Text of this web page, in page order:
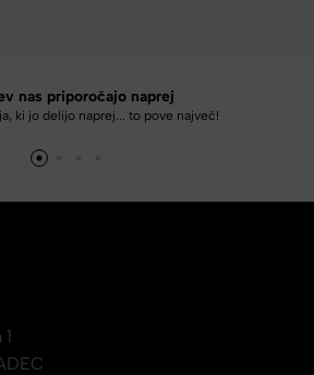
nas priporočajo naprej
ki jo delijo naprej... to pove največ!